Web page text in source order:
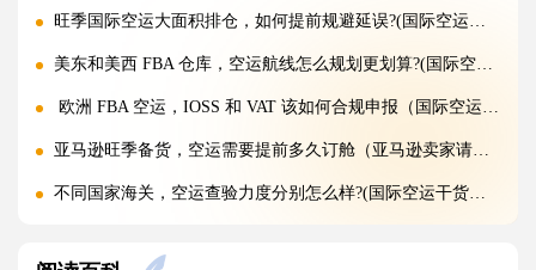
旺季国际空运大面积排仓，如何提前规避延误?(国际空运干货知识分享)
美东和美西 FBA 仓库，空运航线怎么规划更划算?(国际空运干货知识分享)
欧洲 FBA 空运，IOSS 和 VAT 该如何合规申报（国际空运干货知识分享）
亚马逊旺季备货，空运需要提前多久订舱（亚马逊卖家请注意）
不同国家海关，空运查验力度分别怎么样?(国际空运干货知识分享)